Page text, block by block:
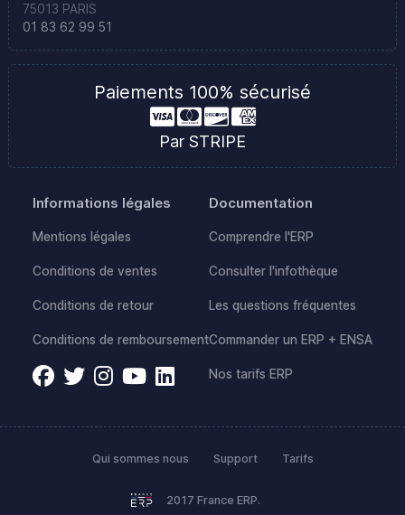
75013 PARIS
01 83 62 99 51
Paiements 100% sécurisé
Par STRIPE
Informations légales
Mentions légales
Conditions de ventes
Conditions de retour
Conditions de remboursement
Documentation
Comprendre l'ERP
Consulter l'infothèque
Les questions fréquentes
Commander un ERP + ENSA
Nos tarifs ERP
2017 France ERP.
Qui sommes nous Support Tarifs